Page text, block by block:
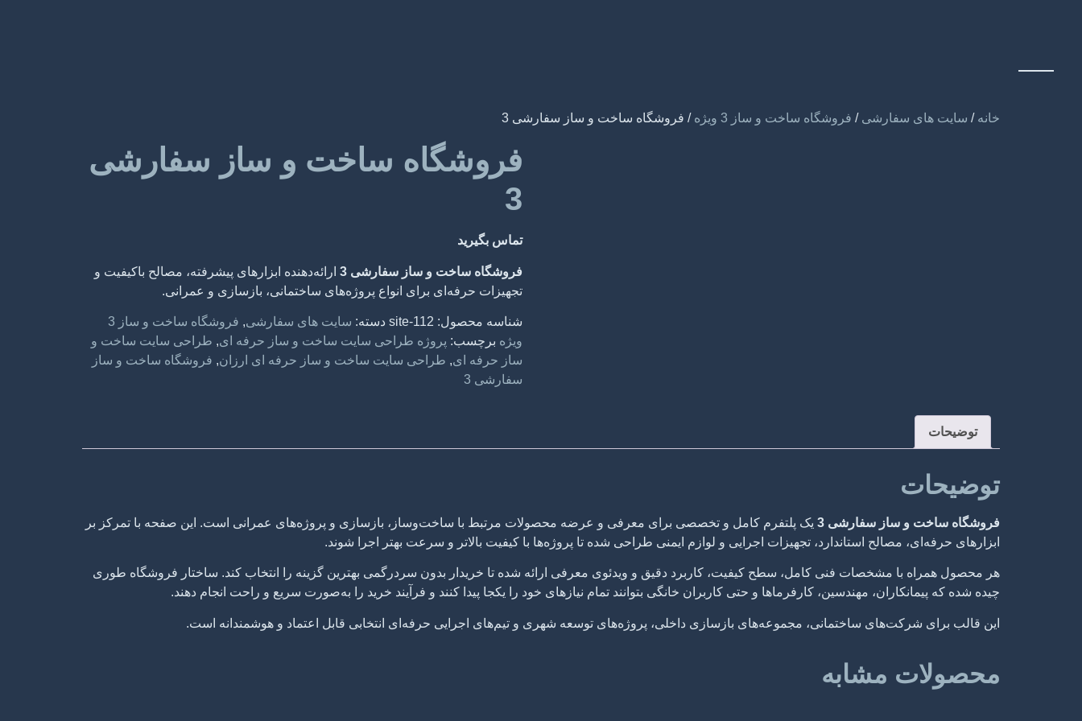
خانه / سایت های سفارشی / فروشگاه ساخت و ساز 3 ویژه / فروشگاه ساخت و ساز سفارشی 3
فروشگاه ساخت و ساز سفارشی
3
تماس بگیرید
فروشگاه ساخت و ساز سفارشی 3
ارائه‌دهنده ابزارهای پیشرفته، مصالح باکیفیت و
تجهیزات حرفه‌ای برای انواع پروژه‌های ساختمانی، بازسازی و عمرانی.
شناسه محصول: site-112 دسته: سایت های سفارشی,
فروشگاه ساخت و ساز 3
ویژه برچسب: پروژه طراحی سایت ساخت و ساز حرفه ای, طراحی سایت ساخت و
ساز حرفه ای, طراحی سایت ساخت و ساز حرفه ای ارزان, فروشگاه ساخت و ساز
سفارشی 3
توضیحات
توضیحات
فروشگاه ساخت و ساز سفارشی 3
یک پلتفرم کامل و تخصصی برای معرفی و عرضه محصولات مرتبط با ساخت‌وساز، بازسازی و پروژه‌های عمرانی است. این صفحه با تمرکز بر
ابزارهای حرفه‌ای، مصالح استاندارد، تجهیزات اجرایی و لوازم ایمنی طراحی شده تا پروژه‌ها با کیفیت بالاتر و سرعت بهتر اجرا شوند.
هر محصول همراه با مشخصات فنی کامل، سطح کیفیت، کاربرد دقیق و ویدئوی معرفی ارائه شده تا خریدار بدون سردرگمی بهترین گزینه را انتخاب کند. ساختار فروشگاه طوری
چیده شده که پیمانکاران، مهندسین، کارفرماها و حتی کاربران خانگی بتوانند تمام نیازهای خود را یکجا پیدا کنند و فرآیند خرید را به‌صورت سریع و راحت انجام دهند.
این قالب برای شرکت‌های ساختمانی، مجموعه‌های بازسازی داخلی، پروژه‌های توسعه شهری و تیم‌های اجرایی حرفه‌ای انتخابی قابل اعتماد و هوشمندانه است.
محصولات مشابه